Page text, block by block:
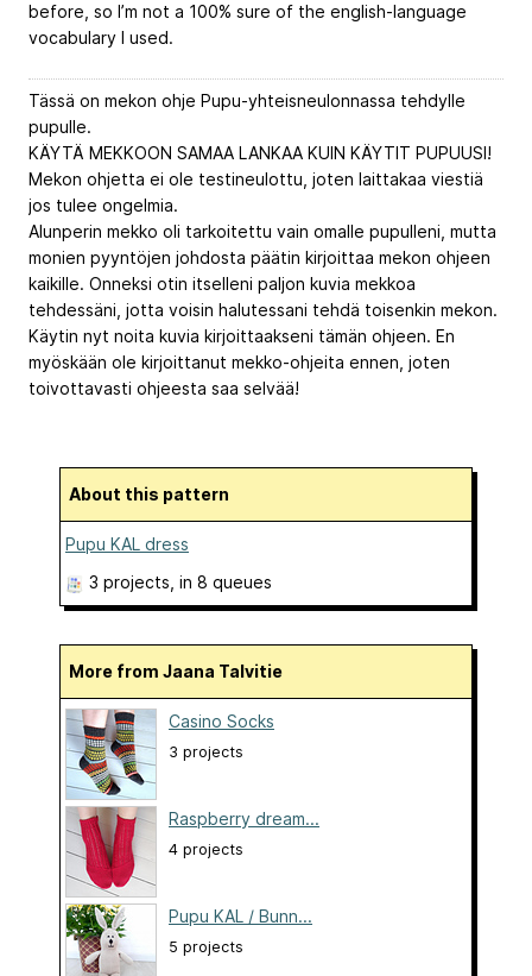
before, so I’m not a 100% sure of the english-language
vocabulary I used.
Tässä on mekon ohje Pupu-yhteisneulonnassa tehdylle
pupulle.
KÄYTÄ MEKKOON SAMAA LANKAA KUIN KÄYTIT PUPUUSI!
Mekon ohjetta ei ole testineulottu, joten laittakaa viestiä
jos tulee ongelmia.
Alunperin mekko oli tarkoitettu vain omalle pupulleni, mutta
monien pyyntöjen johdosta päätin kirjoittaa mekon ohjeen
kaikille. Onneksi otin itselleni paljon kuvia mekkoa
tehdessäni, jotta voisin halutessani tehdä toisenkin mekon.
Käytin nyt noita kuvia kirjoittaakseni tämän ohjeen. En
myöskään ole kirjoittanut mekko-ohjeita ennen, joten
toivottavasti ohjeesta saa selvää!
About this pattern
Pupu KAL dress
3 projects , in 8 queues
More from Jaana Talvitie
Casino Socks
3 projects
Raspberry dream...
4 projects
Pupu KAL / Bunn...
5 projects